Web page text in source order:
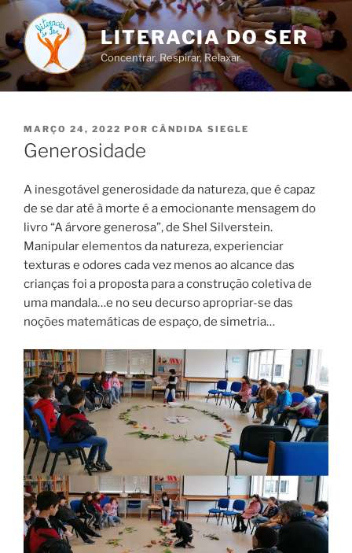
Saltar
para
o
conteúdo
LITERACIA DO SER
Concentrar, Respirar, Relaxar
PUBLICADO
EM
MARÇO 24, 2022 POR CÂNDIDA SIEGLE
Generosidade
A inesgotável generosidade da natureza, que é capaz
de se dar até à morte é a emocionante mensagem do
livro “A árvore generosa”, de Shel Silverstein.
Manipular elementos da natureza, experienciar
texturas e odores cada vez menos ao alcance das
crianças foi a proposta para a construção coletiva de
uma mandala…e no seu decurso apropriar-se das
noções matemáticas de espaço, de simetria…